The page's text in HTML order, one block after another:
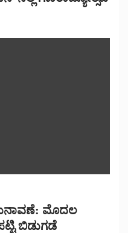
ಮೊದಲ
ಬಿಡುಗಡೆ